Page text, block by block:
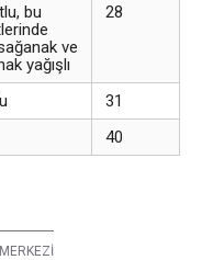
bu
ve
yağışlı
28
31
40